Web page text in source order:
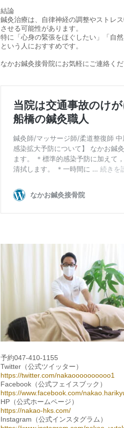
結論
鍼灸治療は、自律神経の調整やストレ
させる可能性があります。
特に「心身の緊張をほぐしたい」「自
という人におすすめです。
なかお鍼灸接骨院にお気軽にご連絡く
予約047-410-1155
Twitter（公式ツイッター）
https://twitter.com/nakaoooooooooo1
Facebook（公式フェイスブック）
https://www.facebook.com/
HP（公式ホームページ）
https://nakao-hks.com/
Instagram（公式インスタグラム）